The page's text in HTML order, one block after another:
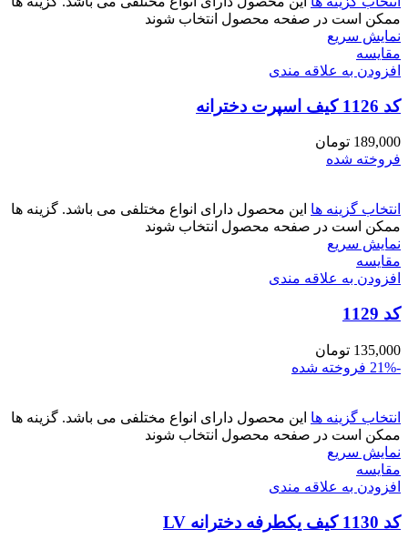
ممکن است در صفحه محصول انتخاب شوند
نمایش سریع
مقايسه
افزودن به علاقه مندی
کد 1126 کیف اسپرت دخترانه
189,000 تومان
فروخته شده
انتخاب گزینه ها این محصول دارای انواع مختلفی می باشد. گزینه ها
ممکن است در صفحه محصول انتخاب شوند
نمایش سریع
مقايسه
افزودن به علاقه مندی
کد 1129
135,000 تومان
-21%
فروخته شده
انتخاب گزینه ها این محصول دارای انواع مختلفی می باشد. گزینه ها
ممکن است در صفحه محصول انتخاب شوند
نمایش سریع
مقايسه
افزودن به علاقه مندی
کد 1130 کیف یکطرفه دخترانه LV